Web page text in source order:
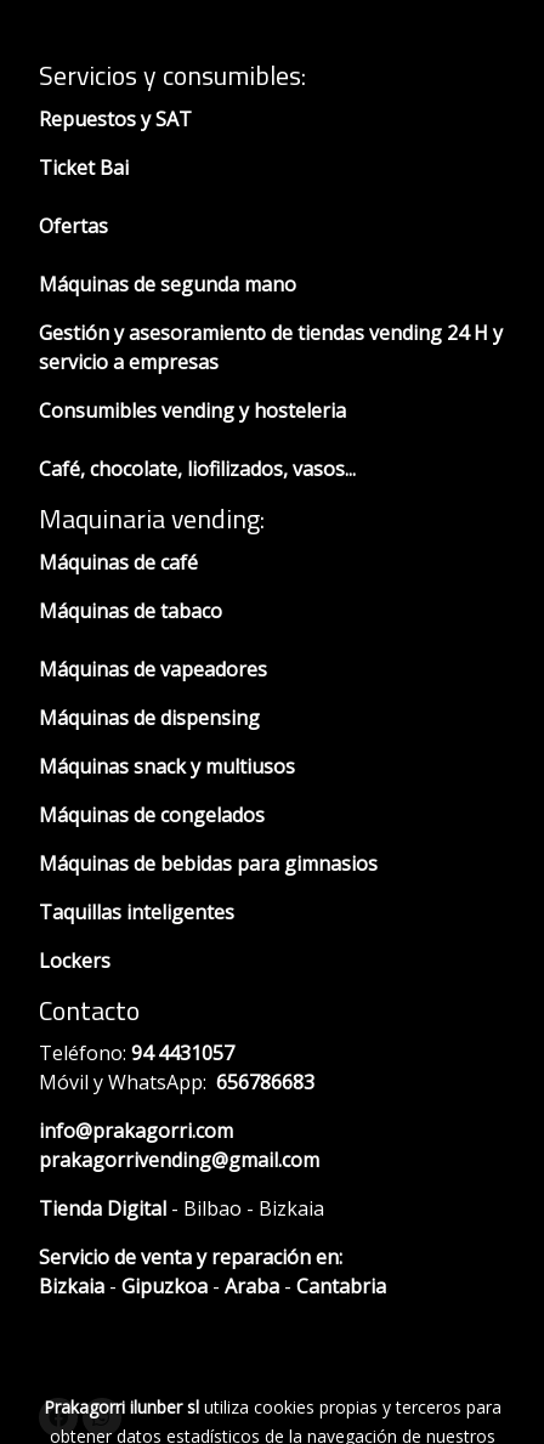
Servicios y consumibles:
Repuestos y SAT
Ticket Bai
Ofertas
Máquinas de segunda mano
Gestión y asesoramiento de tiendas vending 24 H y
servicio a empresas
Consumibles vending y hosteleria
Café, chocolate, liofilizados, vasos...
Maquinaria vending:
Máquinas de café
Máquinas de tabaco
Máquinas de vapeadores
Máquinas de dispensing
Máquinas snack y multiusos
Máquinas de congelados
Máquinas de bebidas para gimnasios
Taquillas inteligentes
Lockers
Contacto
Teléfono: 94 4431057
Móvil y WhatsApp: 656786683
info@prakagorri.com
prakagorrivending@gmail.com
Tienda Digital - Bilbao - Bizkaia
Servicio de venta y reparación en:
Bizkaia - Gipuzkoa - Araba - Cantabria
Prakagorri ilunber slutiliza cookies propias y terceros para
obtener datos estadísticos de la navegación de nuestros